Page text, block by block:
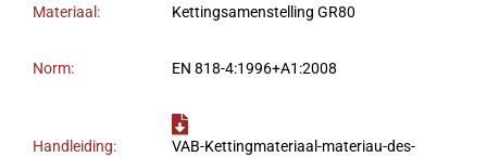
Materiaal: Kettingsamenstelling GR80
Norm: EN 818-4:1996+A1:2008
Handleiding:
VAB-Kettingmateriaal-materiau-des-